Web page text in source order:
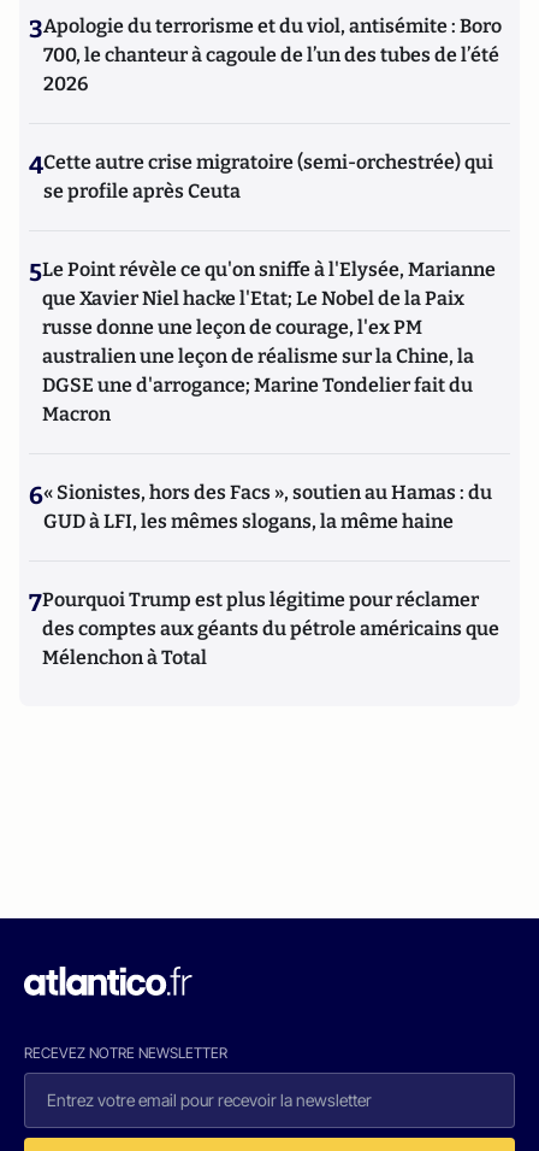
3Apologie du terrorisme et du viol, antisémite : Boro
700, le chanteur à cagoule de l’un des tubes de l’été
2026
4Cette autre crise migratoire (semi-orchestrée) qui
se profile après Ceuta
5Le Point révèle ce qu'on sniffe à l'Elysée, Marianne
que Xavier Niel hacke l'Etat; Le Nobel de la Paix
russe donne une leçon de courage, l'ex PM
australien une leçon de réalisme sur la Chine, la
DGSE une d'arrogance; Marine Tondelier fait du
Macron
6« Sionistes, hors des Facs », soutien au Hamas : du
GUD à LFI, les mêmes slogans, la même haine
7Pourquoi Trump est plus légitime pour réclamer
des comptes aux géants du pétrole américains que
Mélenchon à Total
RECEVEZ NOTRE NEWSLETTER